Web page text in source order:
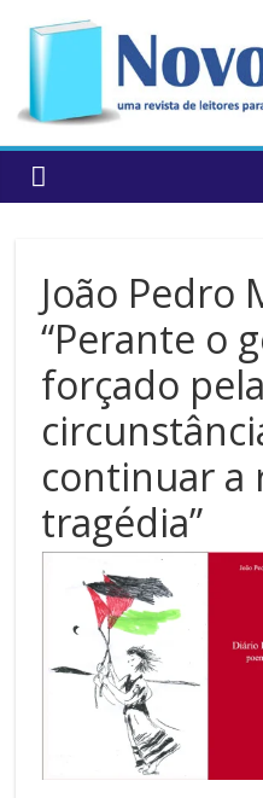
content
João Pedro
“Perante o
forçado
continuar a
tragédia”